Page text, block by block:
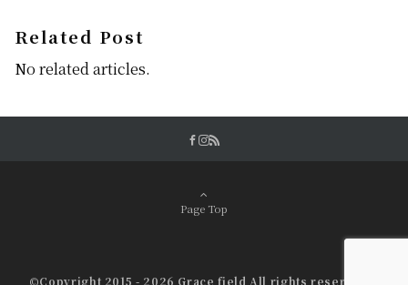
ゲ
ー
Related Post
No related articles.
Page Top
©Copyright 2015 - 2026 Grace field All rights reserved.